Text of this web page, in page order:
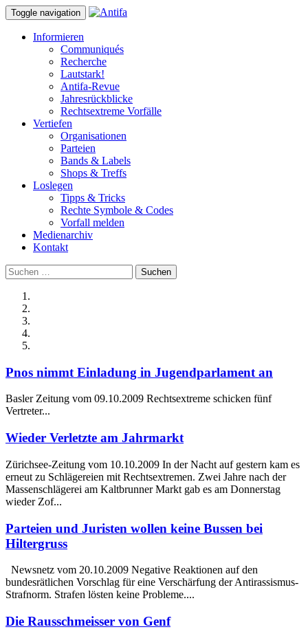
Toggle navigation
Informieren
Communiqués
Recherche
Lautstark!
Antifa-Revue
Jahresrückblicke
Rechtsextreme Vorfälle
Vertiefen
Organisationen
Parteien
Bands & Labels
Shops & Treffs
Loslegen
Tipps & Tricks
Rechte Symbole & Codes
Vorfall melden
Medienarchiv
Kontakt
Suchen
nach:
Pnos nimmt Einladung in Jugendparlament an
Basler Zeitung vom 09.10.2009 Rechtsextreme schicken fünf
Vertreter...
Wieder Verletzte am Jahrmarkt
Zürichsee-Zeitung vom 10.10.2009 In der Nacht auf gestern kam es
erneut zu Schlägereien mit Rechtsextremen. Zwei Jahre nach der
Massenschlägerei am Kaltbrunner Markt gab es am Donnerstag
wieder Zof...
Parteien und Juristen wollen keine Bussen bei
Hiltergruss
Newsnetz vom 20.10.2009 Negative Reaktionen auf den
bundesrätlichen Vorschlag für eine Verschärfung der Antirassismus-
Strafnorm. Strafen lösten keine Probleme....
Die Rausschmeisser von Genf